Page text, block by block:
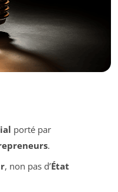
porté par
.
, non pas d’État